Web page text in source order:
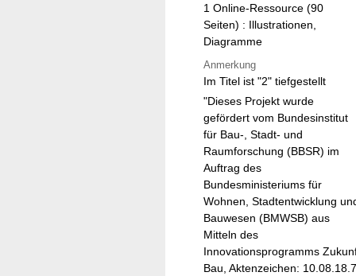
1 Online-Ressource (90
Seiten) : Illustrationen,
Diagramme
Anmerkung
Im Titel ist "2" tiefgestellt
"Dieses Projekt wurde
gefördert vom Bundesinstitut
für Bau-, Stadt- und
Raumforschung (BBSR) im
Auftrag des
Bundesministeriums für
Wohnen, Stadtentwicklung
Bauwesen (BMWSB) aus
Mitteln des
Innovationsprogramms
Bau, Aktenzeichen: